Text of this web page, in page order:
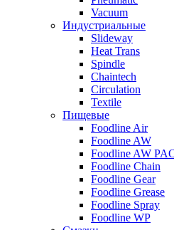
Vacuum
Индустриальные
Slideway
Heat Trans
Spindle
Chaintech
Circulation
Textile
Пищевые
Foodline Air
Foodline AW
Foodline AW
Foodline Chain
Foodline Gear
Foodline Grease
Foodline Spray
Foodline WP